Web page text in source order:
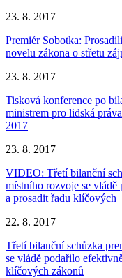
23. 8. 2017
Premiér Sobotka:
novelu zákona o střetu
23. 8. 2017
Tisková konference po
ministrem pro lidská
2017
23. 8. 2017
VIDEO: Třetí bilanční
místního rozvoje se
a prosadit řadu klíčových
22. 8. 2017
Třetí bilanční schůzka
se vládě podařilo
klíčových zákonů